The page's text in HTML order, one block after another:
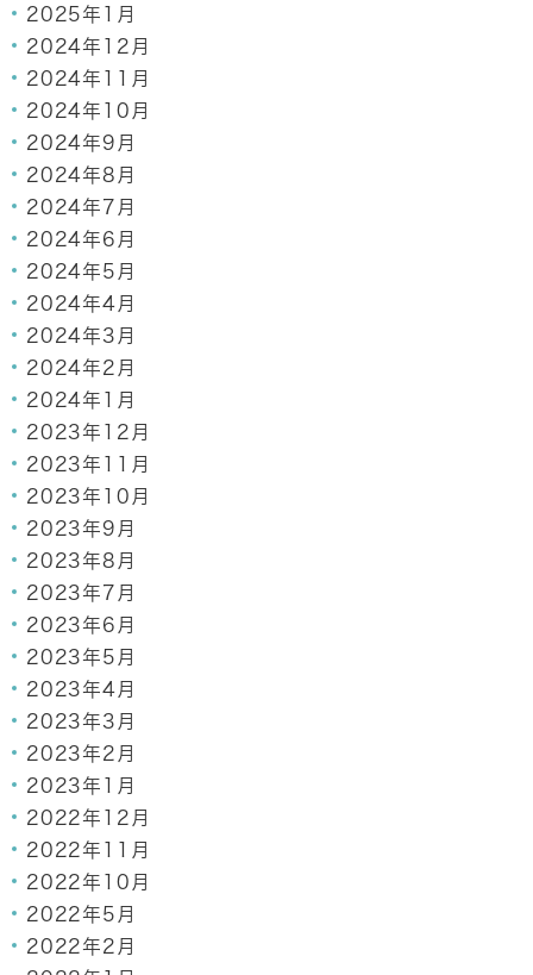
2025年1月
2024年12月
2024年11月
2024年10月
2024年9月
2024年8月
2024年7月
2024年6月
2024年5月
2024年4月
2024年3月
2024年2月
2024年1月
2023年12月
2023年11月
2023年10月
2023年9月
2023年8月
2023年7月
2023年6月
2023年5月
2023年4月
2023年3月
2023年2月
2023年1月
2022年12月
2022年11月
2022年10月
2022年5月
2022年2月